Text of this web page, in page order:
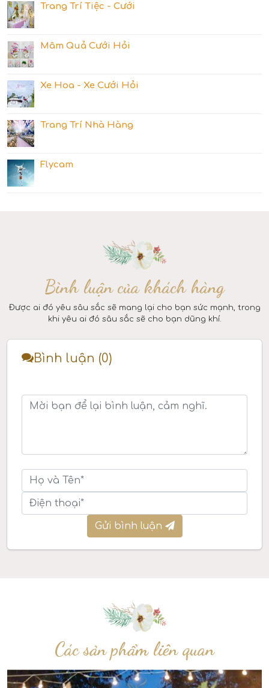
Trang Trí Tiệc - Cưới
Mâm Quả Cưới Hỏi
Xe Hoa - Xe Cưới Hỏi
Trang Trí Nhà Hàng
Flycam
Bình luận của khách hàng
Được ai đó yêu sâu sắc sẽ mang lại cho bạn sức mạnh, trong
khi yêu ai đó sâu sắc sẽ cho bạn dũng khí.
Bình luận (0)
Gửi bình luận
Các sản phẩm liên quan